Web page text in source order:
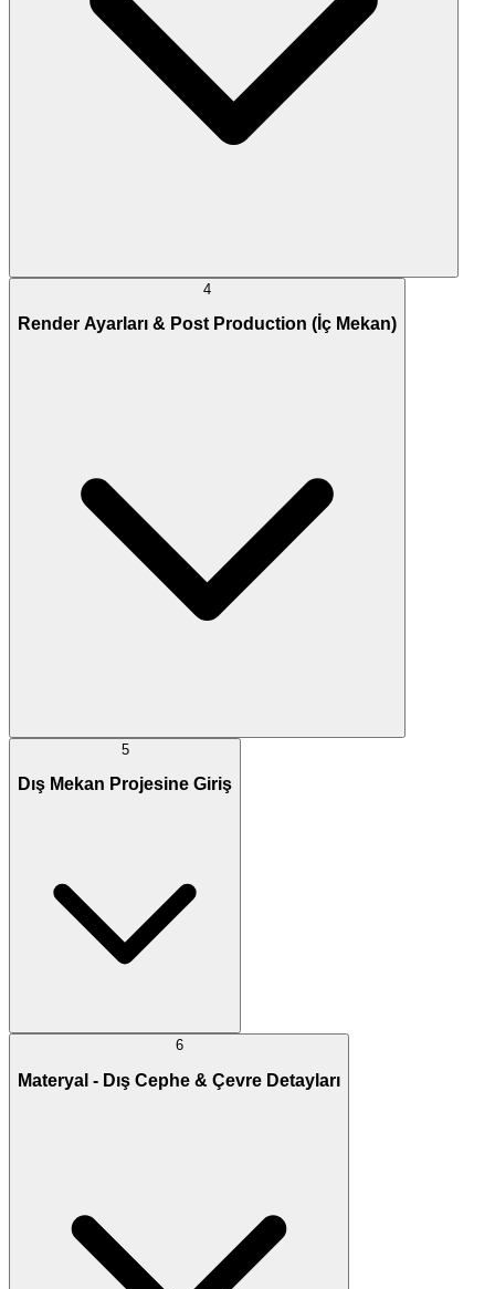
4
Render Ayarları & Post Production (İç Mekan)
5
Dış Mekan Projesine Giriş
6
Materyal - Dış Cephe & Çevre Detayları